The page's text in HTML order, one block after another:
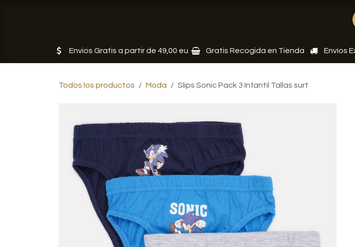
Envios Gratis a partir de 49,00 eu Gratis Recogida en Tienda Envíos
Todos los productos Moda Slips Sonic Pack 3 Infantil Tallas surt